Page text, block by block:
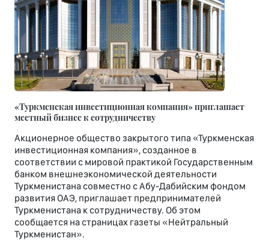
«Туркменская инвестиционная компания» приглашает
местный бизнес к сотрудничеству
Акционерное общество закрытого типа «Туркменская
инвестиционная компания», созданное в
соответствии с мировой практикой Государственным
банком внешнеэкономической деятельности
Туркменистана совместно с Абу-Дабийским фондом
развития ОАЭ, приглашает предпринимателей
Туркменистана к сотрудничеству. Об этом
сообщается на страницах газеты «Нейтральный
Туркменистан».